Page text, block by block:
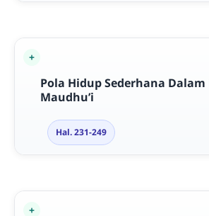
Pola Hidup Sederhana
Maudhu’i
Hal. 231-249